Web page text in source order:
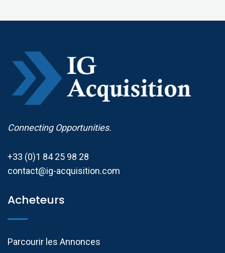
Connecting Opportunities.
+33 (0)1 84 25 98 28
contact@ig-acquisition.com
Acheteurs
Parcourir les Annonces